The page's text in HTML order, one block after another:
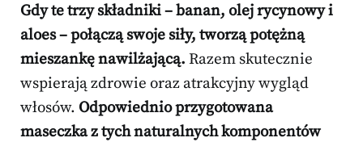
Gdy te trzy składniki – banan, olej rycynowy i
aloes – połączą swoje siły, tworzą potężną
mieszankę nawilżającą. Razem skutecznie
wspierają zdrowie oraz atrakcyjny wygląd
włosów. Odpowiednio przygotowana
maseczka z tych naturalnych komponentów